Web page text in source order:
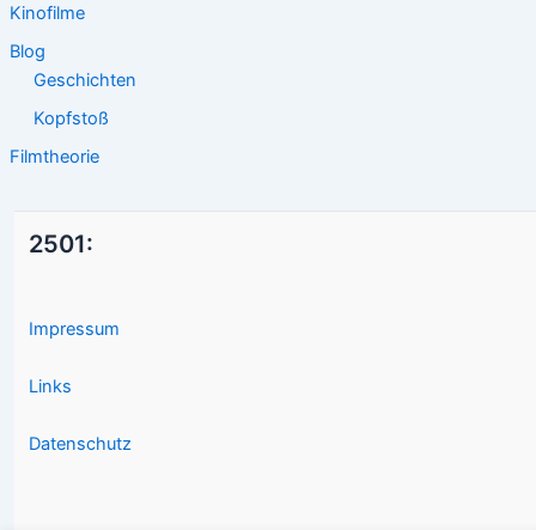
Kinofilme
Blog
Geschichten
Kopfstoß
Filmtheorie
2501:
Impressum
Links
Datenschutz